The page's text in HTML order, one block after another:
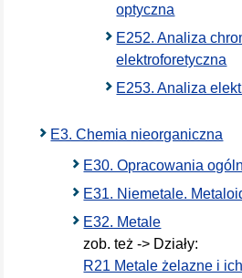
optyczna
E252. Analiza
elektroforetyczna
E253. Analiza
E3. Chemia nieorganiczna
E30. Opracowania
E31. Niemetale.
E32. Metale
zob. też -> Działy:
R21 Metale żelazne i